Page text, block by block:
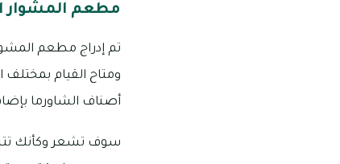
مطعم المشوار
تم إدراج مطعم
ومتاح القيام بمختلف
أصناف الشاورما
سوف تشعر وكأنك